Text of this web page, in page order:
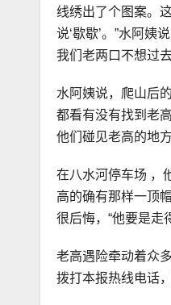
线绣出了个图案。
说‘歇歇’。”水阿姨
我们老两口不想过
水阿姨说，爬山后
都看有没有找到老
他们碰见老高的地
在八水河停车场 ，
高的确有那样一顶
很后悔，“他要是走
老高遇险牵动着众
拨打本报热线电话